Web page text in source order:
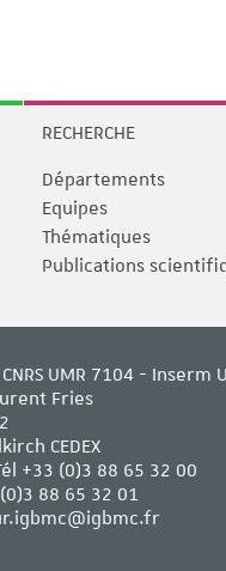
RECHERCHE
Départements
Equipes
Thématiques
Publications
UMR 7104 - Inserm
Fries
CEDEX
+33 (0)3 88 65 32 00
88 65 32 01